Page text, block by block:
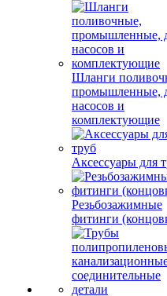
Шланги
промышленные,
насосов и
комплектующие
Аксессуары для
Резьбозажимные
фитинги